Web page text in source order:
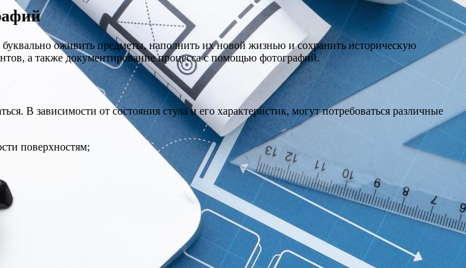
оживить предметы, наполнить их новой жизнью и сохранить историческую
а также документирование процесса с помощью фотографий.
В зависимости от состояния стула и его характеристик, могут потребоваться различные
поверхностям;